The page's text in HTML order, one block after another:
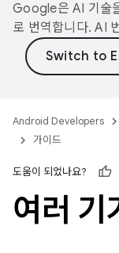
Google은 AI 기술
로 번역합니다. AI
Android Developers
가이드
도움이 되었나요?
여러 기